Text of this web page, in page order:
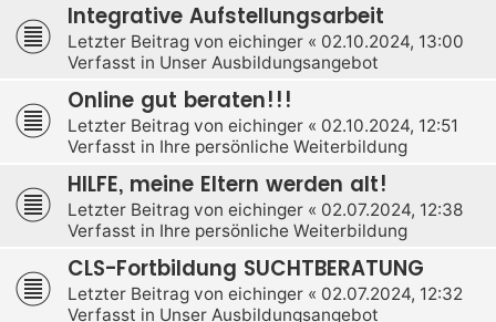
Integrative Aufstellungsarbeit
Letzter Beitrag von eichinger « 02.10.2024, 13:00
Verfasst in Unser Ausbildungsangebot
Online gut beraten!!!
Letzter Beitrag von eichinger « 02.10.2024, 12:51
Verfasst in Ihre persönliche Weiterbildung
HILFE, meine Eltern werden alt!
Letzter Beitrag von eichinger « 02.07.2024, 12:38
Verfasst in Ihre persönliche Weiterbildung
CLS-Fortbildung SUCHTBERATUNG
Letzter Beitrag von eichinger « 02.07.2024, 12:32
Verfasst in Unser Ausbildungsangebot